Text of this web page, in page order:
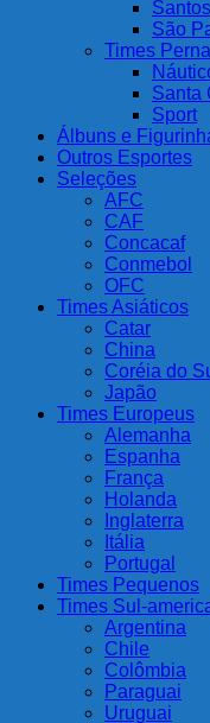
Santos
São
Times
Santa
Sport
Álbuns e
Outros Esportes
Seleções
AFC
CAF
Concacaf
Conmebol
OFC
Times Asiáticos
Catar
China
Coréia do
Japão
Times Europeus
Alemanha
Espanha
França
Holanda
Inglaterra
Itália
Portugal
Times Pequenos
Times Sul-
Argentina
Chile
Colômbia
Paraguai
Uruguai